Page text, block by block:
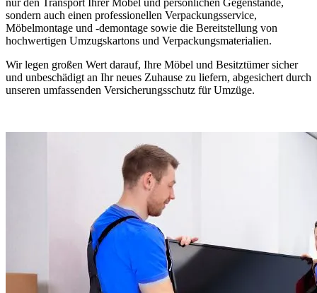
sondern auch einen professionellen Verpackungsservice,
Möbelmontage und -demontage sowie die Bereitstellung von
hochwertigen Umzugskartons und Verpackungsmaterialien.
Wir legen großen Wert darauf, Ihre Möbel und Besitztümer sicher
und unbeschädigt an Ihr neues Zuhause zu liefern, abgesichert durch
unseren umfassenden Versicherungsschutz für Umzüge.